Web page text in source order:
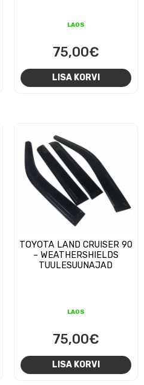
LAOS
75,00€
LISA KORVI
TOYOTA LAND CRUISER 90
– WEATHERSHIELDS
TUULESUUNAJAD
LAOS
75,00€
LISA KORVI